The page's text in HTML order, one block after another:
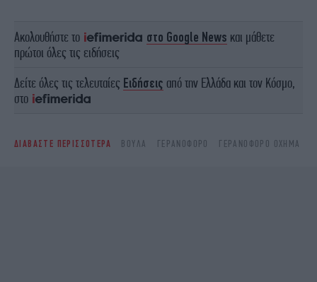
Ακολουθήστε το στο Google News και μάθετε
πρώτοι όλες τις ειδήσεις
Δείτε όλες τις τελευταίες Ειδήσεις από την Ελλάδα και τον Κόσμο,
στο
ΔΙΑΒΑΣΤΕ ΠΕΡΙΣΣΟΤΕΡΑ ΒΟΎΛΑ ΓΕΡΑΝΟΦΌΡΟ ΓΕΡΑΝΟΦΌΡΟ ΌΧΗΜΑ